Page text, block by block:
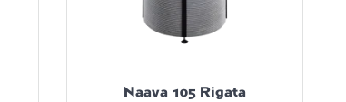
Naava 105 Rigata